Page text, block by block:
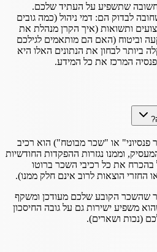
שתשפיע על העתיד שלכם.
לבדוק הם: דמי ניהול (כמה גובים
ותשואות (איך הקרן מנהלת את
וביטוח (האם הם מותאמים לגילכם
ביותר לבחון את הנתונים האלו היא
המרכז את כל המידע.
או "שכר מבוטח") הוא רכיב
וממנו נגזרות ההפקדות החודשיות
בהכרח את כל רכיבי השכר ברוטו
החזרי הוצאות לרוב אינם חלק ממנו).
שהשכר הקובע שלכם מעודכן ומשקף
משפיע ישירות גם על גובה החיסכון
(נכות ושארים).